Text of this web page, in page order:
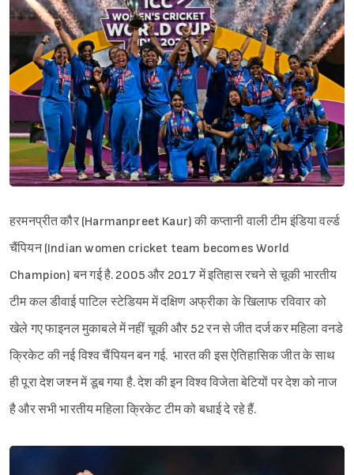
हरमनप्रीत कौर (Harmanpreet Kaur) की कप्तानी वाली टीम इंडिया वर्ल्ड
चैंपियन (Indian women cricket team becomes World
Champion) बन गई है. 2005 और 2017 में इतिहास रचने से चूकी भारतीय
टीम कल डीवाई पाटिल स्टेडियम में दक्षिण अफ्रीका के खिलाफ रविवार को
खेले गए फाइनल मुकाबले में नहीं चूकी और 52 रन से जीत दर्ज कर महिला वनडे
क्रिकेट की नई विश्व चैंपियन बन गई. भारत की इस ऐतिहासिक जीत के साथ
ही पूरा देश जश्न में डूब गया है. देश की इन विश्व विजेता बेटियों पर देश को नाज
है और सभी भारतीय महिला क्रिकेट टीम को बधाई दे रहे हैं.